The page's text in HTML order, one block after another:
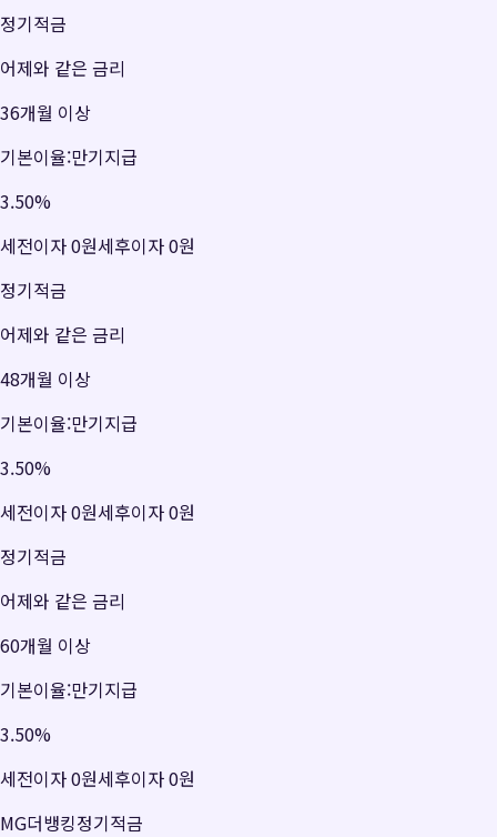
정기적금
어제와 같은 금리
36개월 이상
기본이율:만기지급
3.50%
세전이자0원세후이자0원
정기적금
어제와 같은 금리
48개월 이상
기본이율:만기지급
3.50%
세전이자0원세후이자0원
정기적금
어제와 같은 금리
60개월 이상
기본이율:만기지급
3.50%
세전이자0원세후이자0원
MG더뱅킹정기적금